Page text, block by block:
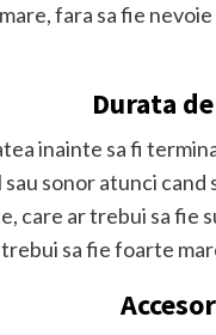
fara sa fie
Durata
inainte sa fi
sonor atunci
care ar trebui sa fie
sa fie foarte